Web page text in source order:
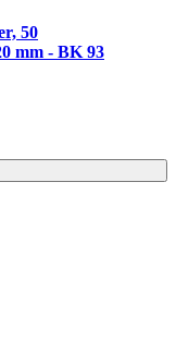
50
mm - BK 93